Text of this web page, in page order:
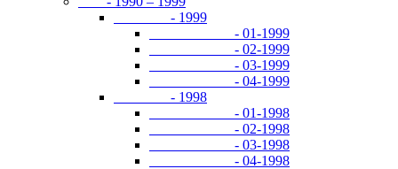
- 1999
- 01-1999
- 02-1999
- 03-1999
- 04-1999
- 1998
- 01-1998
- 02-1998
- 03-1998
- 04-1998